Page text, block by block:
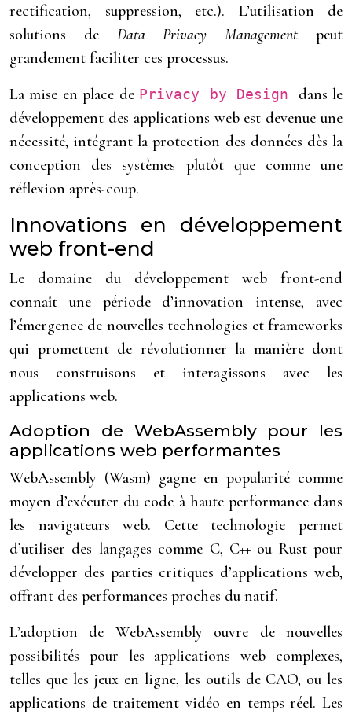
rectification, suppression, etc.). L’utilisation de
solutions de Data Privacy Managementpeut
grandement faciliter ces processus.
La mise en place de Privacy by Design dans le
développement des applications web est devenue une
nécessité, intégrant la protection des données dès la
conception des systèmes plutôt que comme une
réflexion après-coup.
Innovations en développement
web front-end
Le domaine du développement web front-end
connaît une période d’innovation intense, avec
l’émergence de nouvelles technologies et frameworks
qui promettent de révolutionner la manière dont
nous construisons et interagissons avec les
applications web.
Adoption de WebAssembly pour les
applications web performantes
WebAssembly (Wasm) gagne en popularité comme
moyen d’exécuter du code à haute performance dans
les navigateurs web. Cette technologie permet
d’utiliser des langages comme C, C++ ou Rust pour
développer des parties critiques d’applications web,
offrant des performances proches du natif.
L’adoption de WebAssembly ouvre de nouvelles
possibilités pour les applications web complexes,
telles que les jeux en ligne, les outils de CAO, ou les
applications de traitement vidéo en temps réel. Les